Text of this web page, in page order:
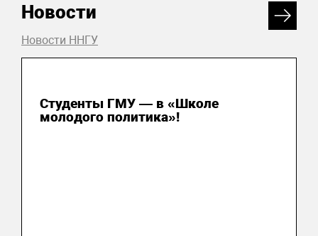
Новости
Новости ННГУ
Студенты ГМУ — в «Школе
молодого политика»!